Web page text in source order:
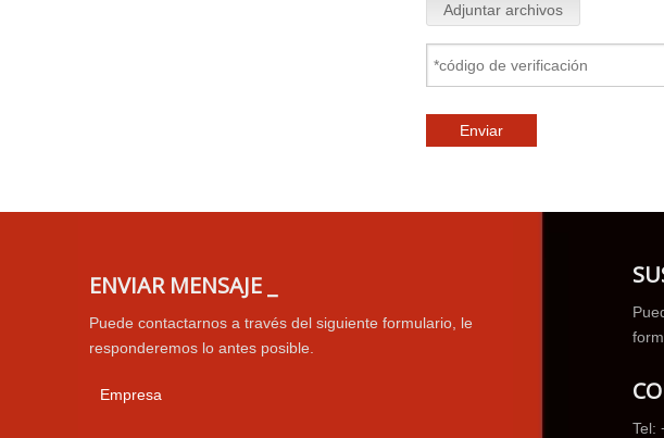
Adjuntar archivos
Enviar
ENVIAR MENSAJE _
Puede contactarnos a través del siguiente formulario, le
responderemos lo antes posible.
Empresa
Tel: